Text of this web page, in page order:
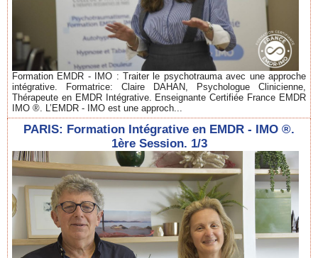
Formation EMDR - IMO : Traiter le psychotrauma avec une approche
intégrative. Formatrice: Claire DAHAN, Psychologue Clinicienne,
Thérapeute en EMDR Intégrative. Enseignante Certifiée France EMDR
IMO ®. L’EMDR - IMO est une approch...
PARIS: Formation Intégrative en EMDR - IMO ®.
1ère Session. 1/3